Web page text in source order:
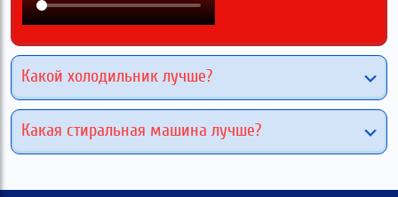
Какой холодильник лучше?
Какая стиральная машина лучше?